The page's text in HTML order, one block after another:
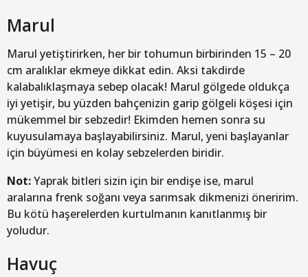
Marul
Marul yetiştirirken, her bir tohumun birbirinden 15 – 20
cm aralıklar ekmeye dikkat edin. Aksi takdirde
kalabalıklaşmaya sebep olacak! Marul gölgede oldukça
iyi yetişir, bu yüzden bahçenizin garip gölgeli köşesi için
mükemmel bir sebzedir! Ekimden hemen sonra su
kuyusulamaya başlayabilirsiniz. Marul, yeni başlayanlar
için büyümesi en kolay sebzelerden biridir.
Not:Yaprak bitleri sizin için bir endişe ise, marul
aralarına frenk soğanı veya sarımsak dikmenizi öneririm.
Bu kötü haşerelerden kurtulmanın kanıtlanmış bir
yoludur.
Havuç